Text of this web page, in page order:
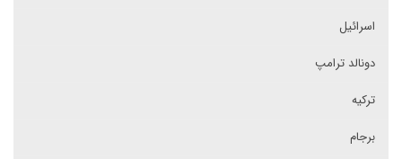
اسرائیل
دونالد ترامپ
ترکیه
برجام